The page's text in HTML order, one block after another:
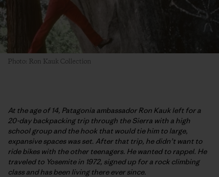
Photo: Ron Kauk Collection
At the age of 14, Patagonia ambassador Ron Kauk left for a
20-day backpacking trip through the Sierra with a high
school group and the hook that would tie him to large,
expansive spaces was set. After that trip, he didn’t want to
ride bikes with the other teenagers. He wanted to rappel. He
traveled to Yosemite in 1972, signed up for a rock climbing
class and has been living there ever since.